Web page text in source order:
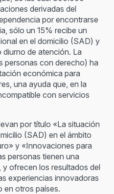
derivadas del
por encontrarse
sólo un 15% recibe un
en el domicilio (SAD) y
de atención. La
personas con derecho) ha
económica para
una ayuda que, en la
con servicios
por título «La situación
(SAD) en el ámbito
y «Innovaciones para
personas tienen una
ofrecen los resultados del
experiencias innovadoras
en otros países.